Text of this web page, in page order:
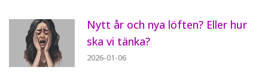
Nytt år och nya löften? Eller hur
ska vi tänka?
2026-01-06